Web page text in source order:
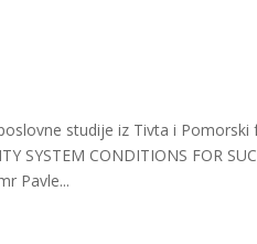
studije iz Tivta i
SYSTEM CONDITIONS FOR
Pavle...